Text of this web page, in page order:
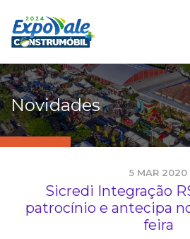
Novidades
5 MAR 2020
Sicredi Integração
patrocínio e antecipa
feira